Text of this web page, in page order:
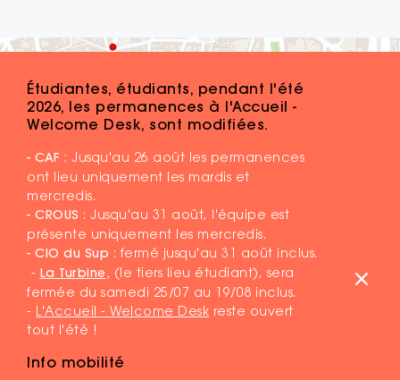
Étudiantes, étudiants, pendant l'été
2026, les permanences à l'Accueil -
Welcome Desk, sont modifiées.
- CAF : Jusqu'au 26 août les permanences
ont lieu uniquement les mardis et
mercredis.
- CROUS : Jusqu'au 31 août, l'équipe est
présente uniquement les mercredis.
- CIO du Sup : fermé jusqu'au 31 août inclus.
- La Turbine, (le tiers lieu étudiant), sera
fermée du samedi 25/07 au 19/08 inclus.
- L'Accueil - Welcome Desk reste ouvert
tout l'été !
Info mobilité